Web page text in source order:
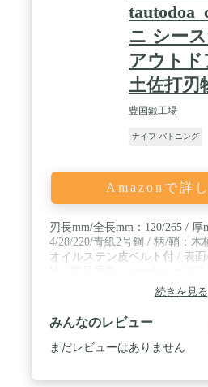
ニ シー
アウト
土佐打刃
豊国鍛工場
ナイフ バトニング
Amazonで詳
刃長mm/全長mm：120/265 / 厚
4/28/220/青紙2号鋼 / 柄/鞘：木
オイルステン皮ベルト付 / 表
本1本手作りの為、多少の誤差
当社の事情により、名入・備
変更する場合がございます。
り実物の色に近い表示となる
が、写真撮影時の照明やお使
続きを見る
みんなのレビュー
まだレビューはありません